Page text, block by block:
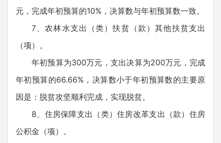
元，完成年初预算的10%，决算数与年初预算数一致。
7、农林水支出（类）扶贫（款）其他扶贫支出
（项）。
年初预算为300万元，支出决算为200万元，完成
年初预算的66.66%，决算数小于年初预算数的主要原
因是：脱贫攻坚顺利完成，实现脱贫。
8、住房保障支出（类）住房改革支出（款）住房
公积金（项）。